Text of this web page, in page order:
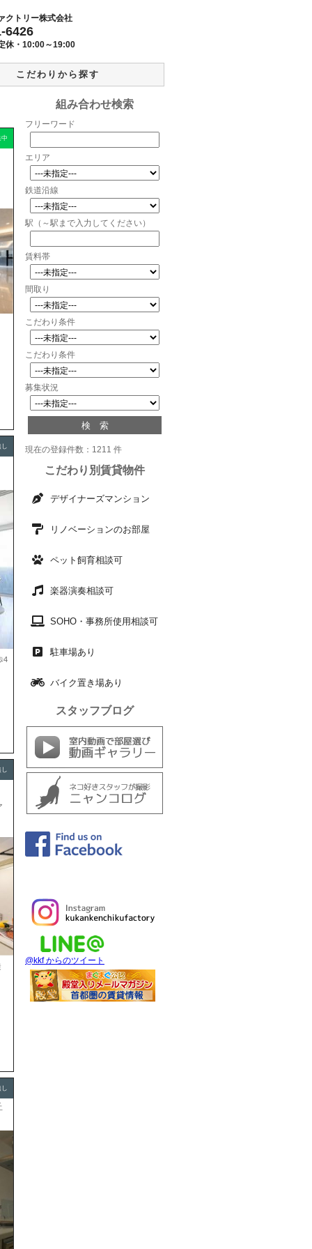
クトリー株式会社
6426
休・ 10:00～19:00
こだわりから探す
中
4
し
し
組み合わせ検索
フリーワード
エリア
鉄道沿線
駅（～駅まで入力してください）
賃料帯
間取り
こだわり条件
こだわり条件
募集状況
現在の登録件数：1211 件
こだわり別賃貸物件
デザイナーズマンション
リノベーションのお部屋
ペット飼育相談可
楽器演奏相談可
SOHO・事務所使用相談可
駐車場あり
バイク置き場あり
スタッフブログ
@kkf からのツイート